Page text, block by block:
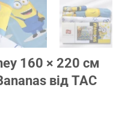
160 × 220 см
від TAC